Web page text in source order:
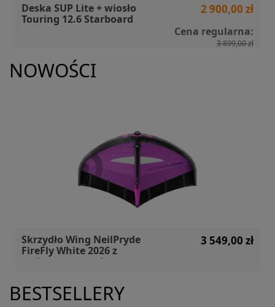
Deska SUP Lite + wiosło
Touring 12.6 Starboard
2 900,00 zł
Cena regularna:
3 899,00 zł
NOWOŚCI
Skrzydło Wing NeilPryde
FireFly White 2026 z
carbonowym uchwytem
3 549,00 zł
BESTSELLERY